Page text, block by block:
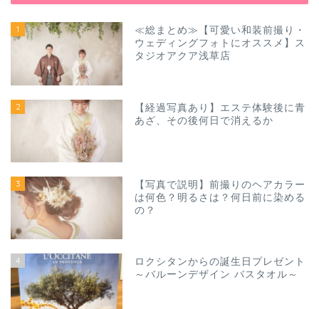
1
≪総まとめ≫【可愛い和装前撮り・
ウェディングフォトにオススメ】ス
タジオアクア浅草店
2
【経過写真あり】エステ体験後に青
あざ、その後何日で消えるか
3
【写真で説明】前撮りのヘアカラー
は何色？明るさは？何日前に染める
の？
4
ロクシタンからの誕生日プレゼント
～バルーンデザイン バスタオル～